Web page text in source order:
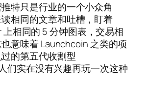
特只是行业的一个小众角
相同的文章和吐槽，盯着
上相同的 5 分钟图表，交易相
意味着 Launchcoin 之类的项
的第五代收割型
们实在没有兴趣再玩一次这种